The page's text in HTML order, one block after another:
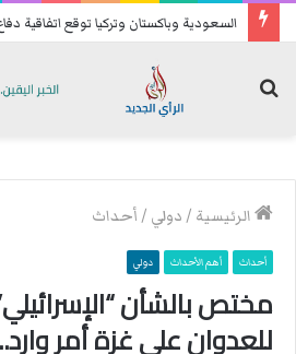
السعودية وباكستان وتركيا توقع اتفاقية
الرئيسية /دولي /أحداث
أحداث أهم الأحداث دولي
مختص بالشأن
للعدوان على غزة أمر وارد..